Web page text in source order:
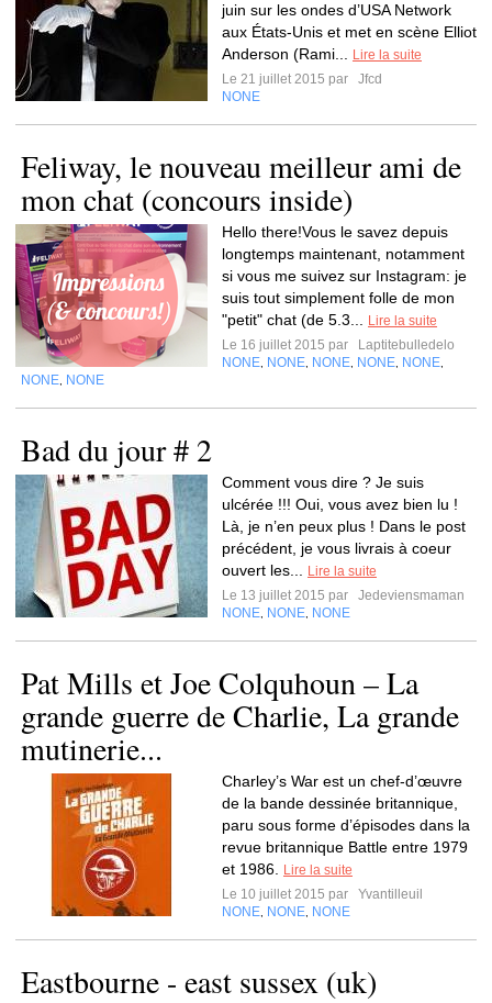
juin sur les ondes d’USA Network
aux États-Unis et met en scène Elliot
Anderson (Rami...
Lire la suite
Le 21 juillet 2015 par
Jfcd
NONE
Feliway, le nouveau meilleur ami de
mon chat (concours inside)
Hello there!Vous le savez depuis
longtemps maintenant, notamment
si vous me suivez sur Instagram: je
suis tout simplement folle de mon
"petit" chat (de 5.3...
Lire la suite
Le 16 juillet 2015 par
Laptitebulledelo
NONE NONE NONE NONE NONE
NONE NONE
Bad du jour # 2
Comment vous dire ? Je suis
ulcérée !!! Oui, vous avez bien lu !
Là, je n’en peux plus ! Dans le post
précédent, je vous livrais à coeur
ouvert les...
Lire la suite
Le 13 juillet 2015 par
Jedeviensmaman
NONE NONE NONE
Pat Mills et Joe Colquhoun – La
grande guerre de Charlie, La grande
mutinerie...
Charley’s War est un chef-d’œuvre
de la bande dessinée britannique,
paru sous forme d’épisodes dans la
revue britannique Battle entre 1979
et 1986.
Lire la suite
Le 10 juillet 2015 par
Yvantilleuil
NONE NONE NONE
Eastbourne - east sussex (uk)